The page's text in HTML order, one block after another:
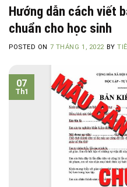
Hướng dẫn cách viết
chuẩn cho học sinh
POSTED ON 7 THÁNG 1, 2022 BY
07
Th1